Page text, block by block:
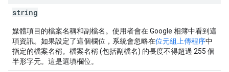
string
媒體項目的檔案名稱和副檔名。使用者會在 Google 相簿中看到這
項資訊。如果設定了這個欄位，系統會忽略在位元組上傳程序中
指定的檔案名稱。檔案名稱 (包括副檔名) 的長度不得超過 255 個
半形字元。這是選填欄位。